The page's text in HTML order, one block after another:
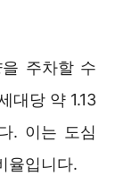
주차할 수
대당 약 1.13
. 이는 도심
율입니다.